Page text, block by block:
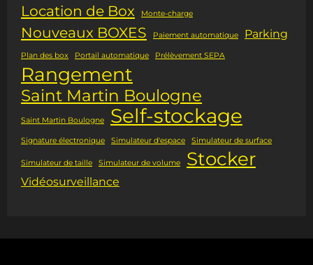
Location de Box Monte-charge
Nouveaux BOXES Paiement automatique Parking
Plan des box Portail automatique Prélèvement SEPA
Rangement
Saint Martin Boulogne
Saint Martin Boulogne Self-stockage
Signature électronique Simulateur d'espace Simulateur de surface
Simulateur de taille Simulateur de volume Stocker
Vidéosurveillance